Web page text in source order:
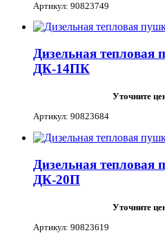
Артикул: 90823749
Дизельная
ДК-14ПК
Уточните
Артикул: 90823684
Дизельная
ДК-20П
Уточните
Артикул: 90823619